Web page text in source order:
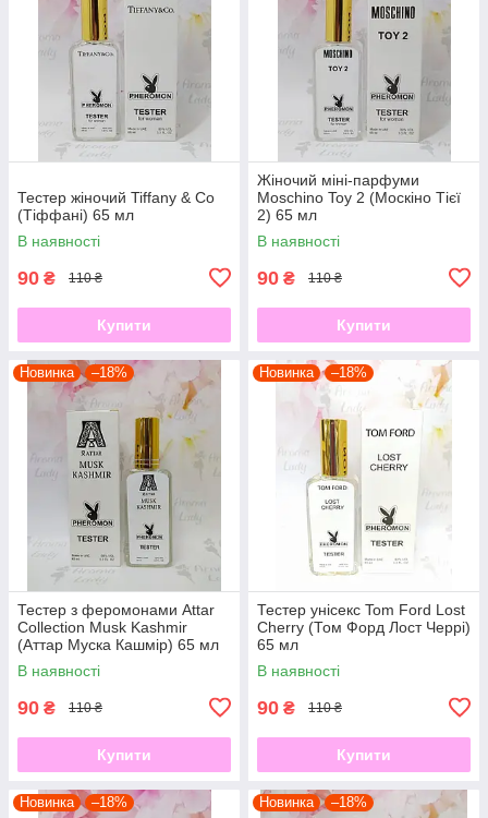
Тестер жіночий Tiffany & Co
(Тіффані) 65 мл
В наявності
90 ₴ 110 ₴
Купити
Жіночий міні-парфуми
Moschino Toy 2 (Москіно Тієї
2) 65 мл
В наявності
90 ₴ 110 ₴
Купити
Новинка –18%
Тестер з феромонами Attar
Collection Musk Kashmir
(Аттар Муска Кашмір) 65 мл
В наявності
90 ₴ 110 ₴
Купити
Новинка –18%
Тестер унісекс Tom Ford Lost
Cherry (Том Форд Лост Черрі)
65 мл
В наявності
90 ₴ 110 ₴
Купити
Новинка –18% Новинка –18%